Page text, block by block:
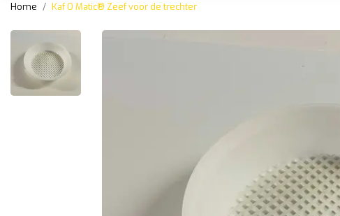
Home Kaf O Matic® Zeef voor de trechter